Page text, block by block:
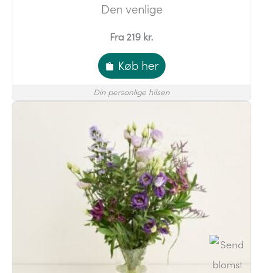
Den venlige
Fra 219 kr.
Køb her
Din personlige hilsen